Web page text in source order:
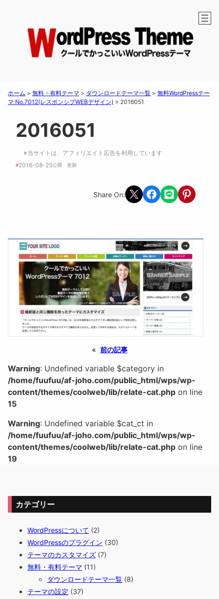
ホーム > 無料・有料テーマ > ダウンロードテーマ一覧 > 無料WordPressテー
マ No.7012(レスポンシブWEBデザイン) > 2016051
2016051
※当サイトは、アフィリエイト広告を利用しています
#2016-08-25公開 更新
Share On: Share on X Share on Facebook
Share on LINEShare on
« 前の記事
Warning: Undefined variable $category in
/home/fuufuu/af-joho.com/public_html/wps/wp-
content/themes/coolweb/lib/relate-cat.php on line
15
Warning: Undefined variable $cat_ct in
/home/fuufuu/af-joho.com/public_html/wps/wp-
content/themes/coolweb/lib/relate-cat.php on line
19
カテゴリー
WordPressについて (2)
WordPressのプラグイン (30)
テーマのカスタマイズ (7)
無料・有料テーマ (11)
ダウンロードテーマ一覧 (8)
テーマの設定 (37)